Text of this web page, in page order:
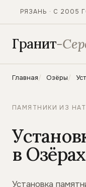
РЯЗАНЬ · С 2005
Гранит-
Главная Озёры
ПАМЯТНИКИ ИЗ
в Озёрах
Установка